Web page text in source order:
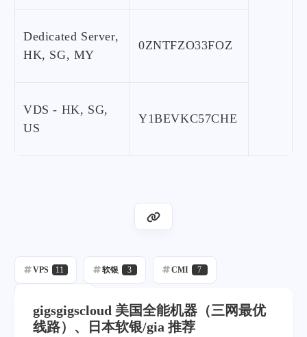
Dedicated Server,
HK, SG, MY
0ZNTFZO33FOZ
VDS - HK, SG,
US
Y1BEVKC57CHE
VPS 11 软银 3 CMI 7
gigsgigscloud 美国全能机器（三网最优
线路）、日本软银/gia 推荐